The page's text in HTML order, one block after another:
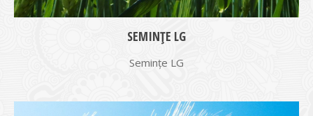
SEMINȚE LG
Semințe LG